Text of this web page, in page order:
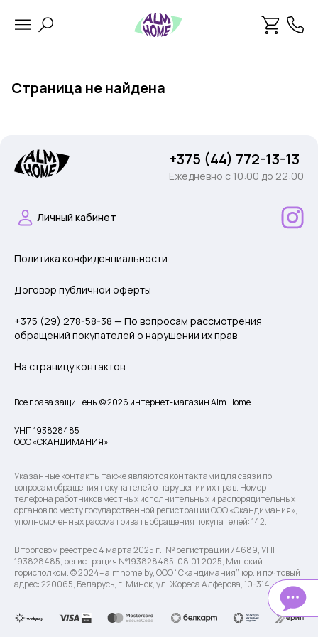
Страница не найдена
+375 (44) 772-13-13
Ежедневно c 10:00 до 22:00
Личный кабинет
Политика конфиденциальности
Договор публичной оферты
+375 (29) 278-58-38 — По вопросам рассмотрения
обращений покупателей о нарушении их прав
На страницу контактов
Все права защищены © 2026 интернет-магазин Alm Home.
УНП 193828485
ООО «СКАНДИМАНИЯ»
Указанные контакты также являются контактами для связи по
вопросам обращения покупателей о нарушении их прав. Номер
телефона работников местных исполнительных и распорядительных
органов по месту государственной регистрации ООО «Скандимания»,
уполномоченных рассматривать обращения покупателей: 142.
В торговом реестре с 4 марта 2025 г., № регистрации 74689, УНП
193828485, регистрация №193828485, 08.01.2025, Минский
горисполком. © 2024– almhome.by, ООО “Скандимания”, юр. и почтовый
адрес: 220065, Беларусь, г. Минск, ул. Жореса Алфёрова, 10-314